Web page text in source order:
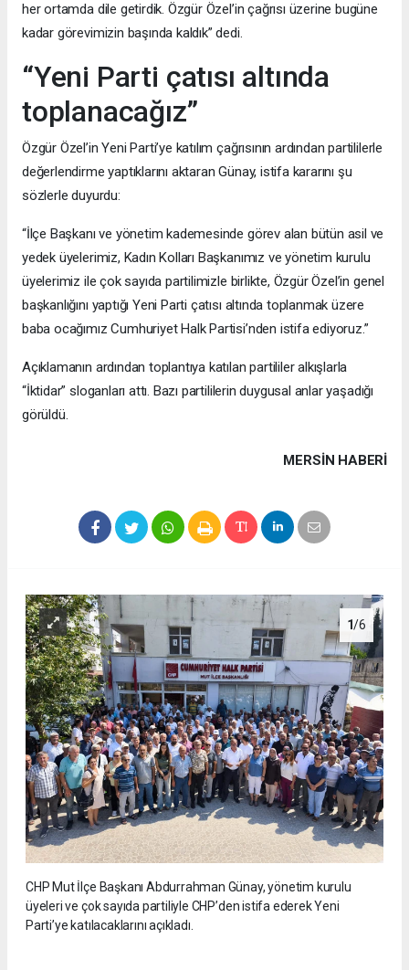
her ortamda dile getirdik. Özgür Özel’in çağrısı üzerine bugüne
kadar görevimizin başında kaldık” dedi.
“Yeni Parti çatısı altında
toplanacağız”
Özgür Özel’in Yeni Parti’ye katılım çağrısının ardından partililerle
değerlendirme yaptıklarını aktaran Günay, istifa kararını şu
sözlerle duyurdu:
“İlçe Başkanı ve yönetim kademesinde görev alan bütün asil ve
yedek üyelerimiz, Kadın Kolları Başkanımız ve yönetim kurulu
üyelerimiz ile çok sayıda partilimizle birlikte, Özgür Özel’in genel
başkanlığını yaptığı Yeni Parti çatısı altında toplanmak üzere
baba ocağımız Cumhuriyet Halk Partisi’nden istifa ediyoruz.”
Açıklamanın ardından toplantıya katılan partililer alkışlarla
“İktidar” sloganları attı. Bazı partililerin duygusal anlar yaşadığı
görüldü.
MERSIN HABERİ
1/6
CHP Mut İlçe Başkanı Abdurrahman Günay, yönetim kurulu
üyeleri ve çok sayıda partiliyle CHP’den istifa ederek Yeni
Parti’ye katılacaklarını açıkladı.